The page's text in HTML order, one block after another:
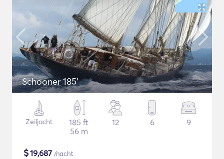
Schooner 185'
Zeiljacht
185 ft
56 m
12 6 9
$19,687 /nacht